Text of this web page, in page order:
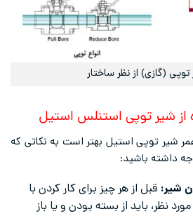
توپی (گازی) از نظر ساختار
از شیر توپی استنلس استیل
شیر توپی استیل بهتر است به نکاتی که
داشته باشید:
شیر: قبل از هر چیز برای کار کردن با
نظر، باید از بسته بودن و یا باز